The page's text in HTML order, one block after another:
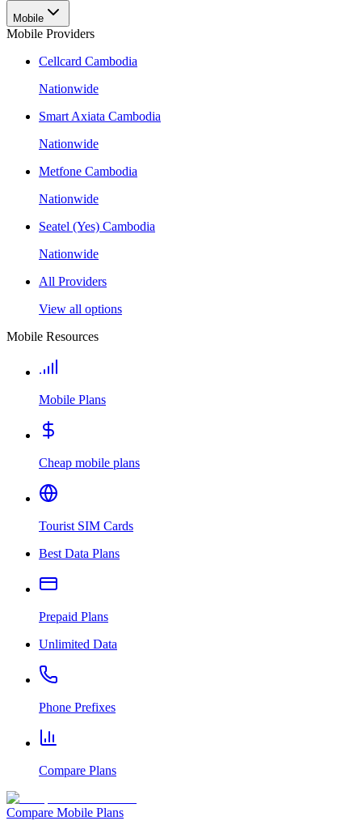
Mobile
Mobile Providers
Cellcard Cambodia
Nationwide
Smart Axiata Cambodia
Nationwide
Metfone Cambodia
Nationwide
Seatel (Yes) Cambodia
Nationwide
All Providers
View all options
Mobile Resources
Mobile Plans
Cheap mobile plans
Tourist SIM Cards
Best Data Plans
Prepaid Plans
Unlimited Data
Phone Prefixes
Compare Plans
Compare Mobile Plans